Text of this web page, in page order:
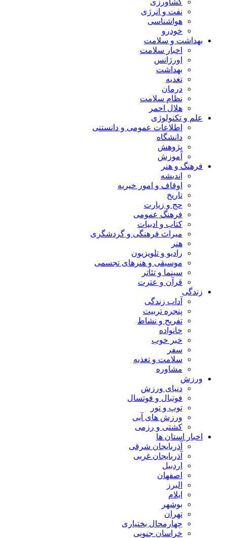
کشاورزی
نفت و انرژی
هواشناسی
خودرو
بهداشت و سلامت
اخبار سلامت
اورژانس
بهداشت
تغدیه
درمان
نظام سلامت
هلال احمر
علم و تکنولوژی
اطلاعات عمومی و دانستنی
دانشگاه
پژوهش
آموزش
فرهنگ و هنر
اندیشه
اوقاف و امور خیریه
تاریخ
حج و زیارت
فرهنگ عمومی
کتاب و ادبیات
میراث فرهنگی و گردشگری
هنر
رادیو و تلویزیون
موسیقی و هنرهای تجسمی
سینما و تئاتر
قرآن و عترت
زندگی
آداب زندگی
پنجره تربیت
تفریح و نشاط
خانواده
خبر خوب
سفر
سلامت و تغذیه
مشاوره
ورزش
دنیای ورزش
فوتبال و فوتسال
توپ و تور
ورزش های آبی
کشتی و رزمی
اخبار استان ها
آذربایجان شرقی
آذربایجان غربی
اردبیل
اصفهان
البرز
ایلام
بوشهر
تهران
چهارمحال بختیاری
خراسان جنوبی